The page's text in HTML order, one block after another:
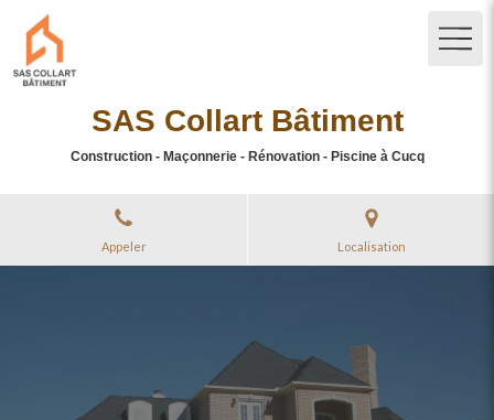
SAS Collart Bâtiment
Construction - Maçonnerie - Rénovation - Piscine à Cucq
Appeler Localisation